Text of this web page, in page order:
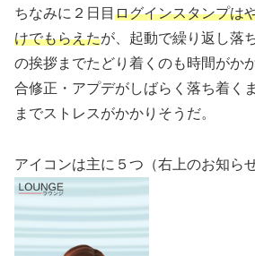
ちなみに２日目 ログインスタンプは
けでもらえたが、起動で繰り返し落
の挨拶までたどり着くのも時間がか
合修正・アプデがしばらく落ち着く
までストレスがかかりそうだ。
アイコンは主に５つ（右上のお知ら